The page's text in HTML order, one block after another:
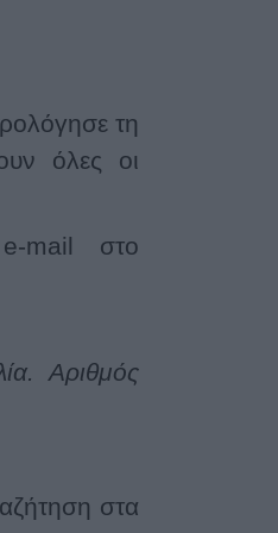
τη
όλες οι
e-mail στο
Αριθμός
στα